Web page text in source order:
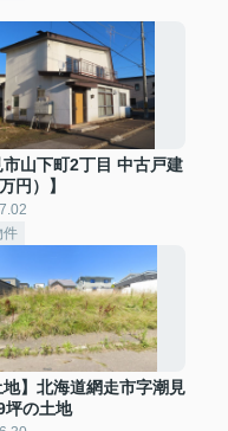
市山下町2丁目 中古戸建
円）】
件
地】北海道網走市字潮見
坪の土地